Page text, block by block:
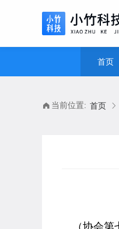
首页
当前位置: 首页
（协会